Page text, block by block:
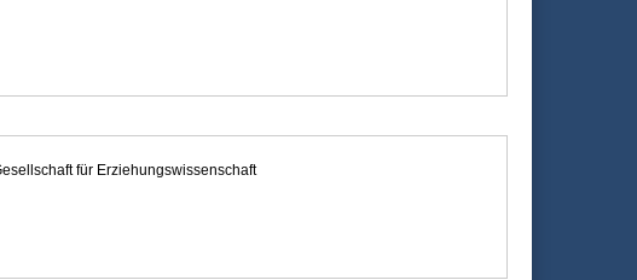
für Erziehungswissenschaft